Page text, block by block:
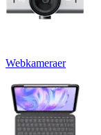
Webkameraer